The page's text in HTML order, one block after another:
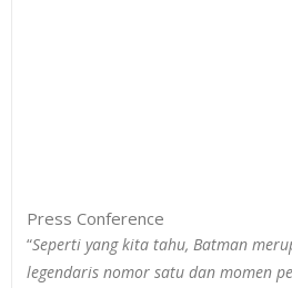
Press Conference
“Seperti yang kita tahu, Batman
legendaris nomor satu dan momen